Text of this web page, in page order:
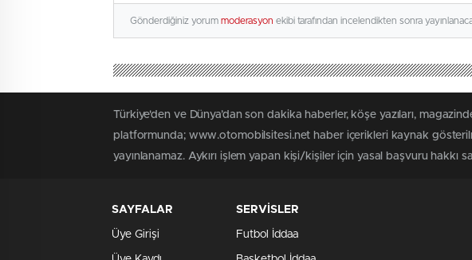
Gönderdiğiniz yorum moderasyon ekibi tarafından incelendikten sonra
Türkiye'den ve Dünya’dan son dakika haberler, köşe yazıları,
platformunda; www.otomobilsitesi.net haber içerikleri kaynak
yayınlanamaz. Aykırı işlem yapan kişi/kişiler için yasal başvuru
SAYFALAR
Üye Girişi
SERVİSLER
Futbol İddaa